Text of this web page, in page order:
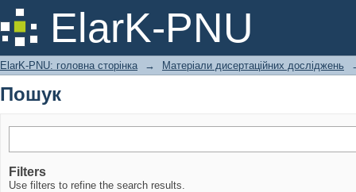
ElarK-PNU
Пошук
ElarK-PNU: головна сторінка → Матеріали дисертаційних досліджень
Пошук
Filters
Use filters to refine the search results.